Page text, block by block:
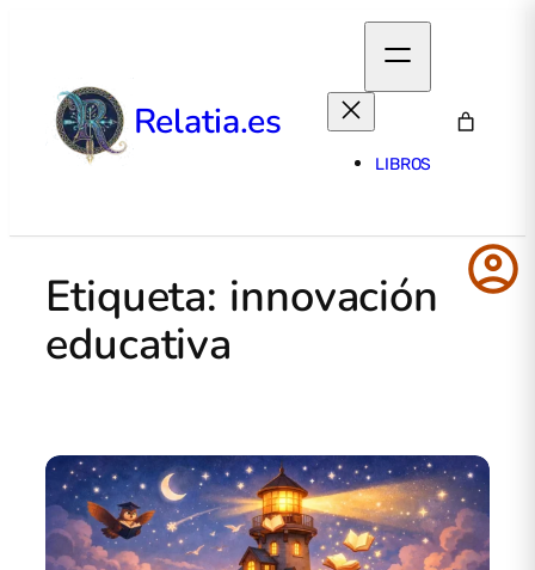
Relatia.es
LIBROS
Etiqueta: innovación
educativa
account_circle